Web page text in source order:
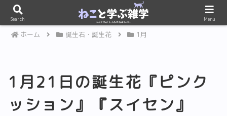
PR
ホーム 誕生石・誕生花 1月
1月21日の誕生花『ピンク
ッション』『スイセン』
Search Menu